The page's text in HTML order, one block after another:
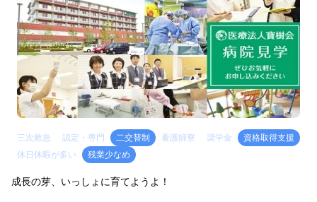
三次救急 認定・専門 二交替制 看護師寮 奨学金
資格取得支援
休日休暇が多い
残業少なめ
成長の芽、いっしょに育てようよ！